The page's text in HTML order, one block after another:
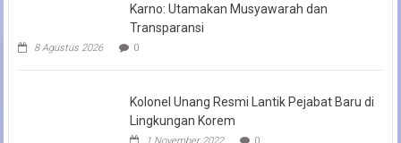
Karno: Utamakan Musyawarah dan
Transparansi
8 Agustus 2026 0
Kolonel Unang Resmi Lantik Pejabat Baru di
Lingkungan Korem